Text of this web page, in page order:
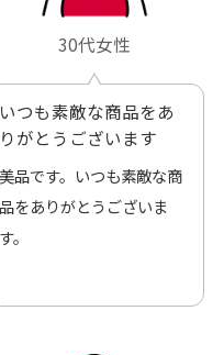
30代女性
いつも素敵な商品をあ
りがとうございます
美品です。いつも素敵な商
品をありがとうございま
す。